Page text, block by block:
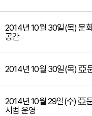
2014년 10월 30일(목) 문
공간
2014년 10월 30일(목) 亞
2014년 10월 29일(수) 亞
시범 운영